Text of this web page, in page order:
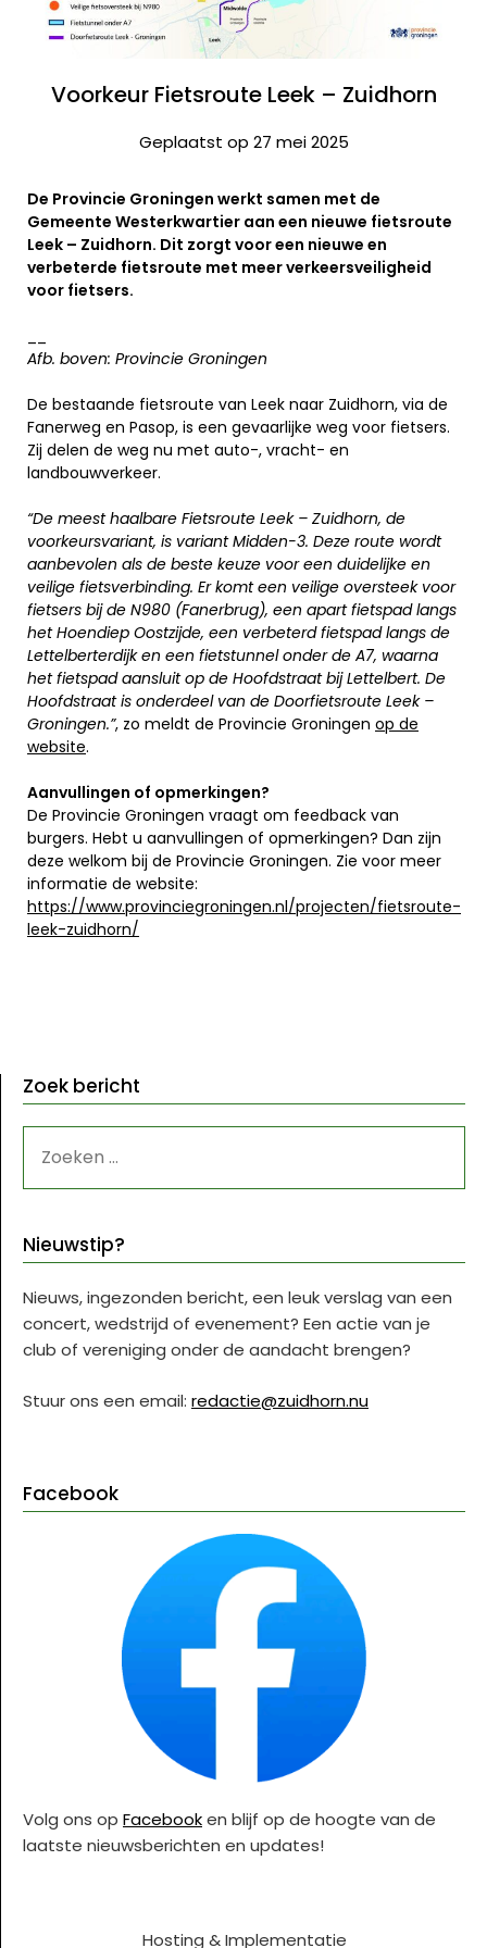
Voorkeur Fietsroute Leek – Zuidhorn
Geplaatst op 27 mei 2025
De Provincie Groningen werkt samen met de
Gemeente Westerkwartier aan een nieuwe fietsroute
Leek – Zuidhorn. Dit zorgt voor een nieuwe en
verbeterde fietsroute met meer verkeersveiligheid
voor fietsers.
Afb. boven: Provincie Groningen
De bestaande fietsroute van Leek naar Zuidhorn, via de
Fanerweg en Pasop, is een gevaarlijke weg voor fietsers.
Zij delen de weg nu met auto-, vracht- en
landbouwverkeer.
“De meest haalbare Fietsroute Leek – Zuidhorn, de
voorkeursvariant, is variant Midden-3. Deze route wordt
aanbevolen als de beste keuze voor een duidelijke en
veilige fietsverbinding. Er komt een veilige oversteek voor
fietsers bij de N980 (Fanerbrug), een apart fietspad langs
het Hoendiep Oostzijde, een verbeterd fietspad langs de
Lettelberterdijk en een fietstunnel onder de A7, waarna
het fietspad aansluit op de Hoofdstraat bij Lettelbert. De
Hoofdstraat is onderdeel van de Doorfietsroute Leek –
Groningen.”, zo meldt de Provincie Groningen op de
website.
Aanvullingen of opmerkingen?
De Provincie Groningen vraagt om feedback van
burgers. Hebt u aanvullingen of opmerkingen? Dan zijn
deze welkom bij de Provincie Groningen. Zie voor meer
informatie de website:
https://www.provinciegroningen.nl/projecten/fietsroute-
leek-zuidhorn/
Zoek bericht
NAAR:
Nieuwstip?
Nieuws, ingezonden bericht, een leuk verslag van een
concert, wedstrijd of evenement? Een actie van je
club of vereniging onder de aandacht brengen?
Stuur ons een email: redactie@zuidhorn.nu
Facebook
Volg ons op Facebooken blijf op de hoogte van de
laatste nieuwsberichten en updates!
Hosting & Implementatie